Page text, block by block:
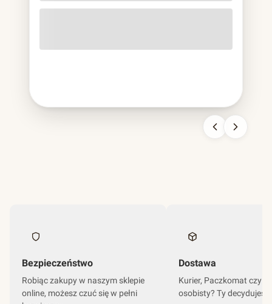
lukru
sztywniejsza od plastikowej, nie do pomylenia z niczym
Bezpieczeństwo
Robiąc zakupy w naszym sklepie
online, możesz czuć się w pełni
Dostawa
Kurier, Paczkomat czy
osobisty? Ty decydujesz.